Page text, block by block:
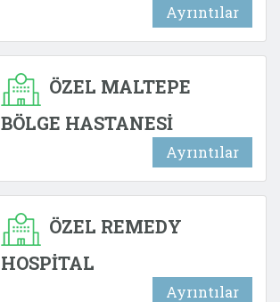
Ayrıntılar
ÖZEL MALTEPE
BÖLGE HASTANESİ
Ayrıntılar
ÖZEL REMEDY
HOSPİTAL
Ayrıntılar